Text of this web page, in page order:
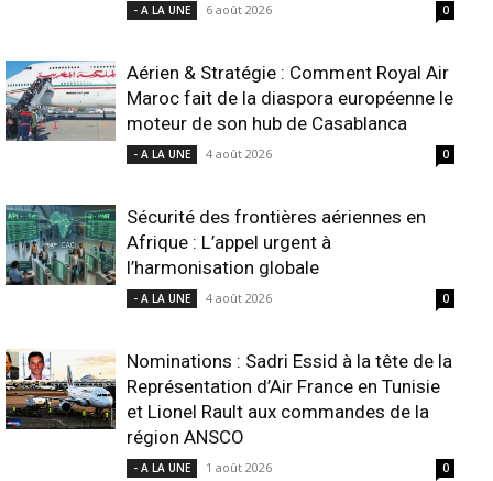
- A LA UNE 6 août 2026 0
Aérien & Stratégie : Comment Royal Air
Maroc fait de la diaspora européenne le
moteur de son hub de Casablanca
- A LA UNE 4 août 2026 0
Sécurité des frontières aériennes en
Afrique : L’appel urgent à
l’harmonisation globale
- A LA UNE 4 août 2026 0
Nominations : Sadri Essid à la tête de la
Représentation d’Air France en Tunisie
et Lionel Rault aux commandes de la
région ANSCO
- A LA UNE 1 août 2026 0